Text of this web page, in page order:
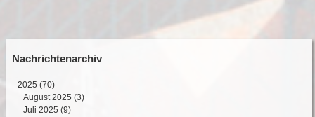
Nachrichtenarchiv
2025 (70)
August 2025 (3)
Juli 2025 (9)